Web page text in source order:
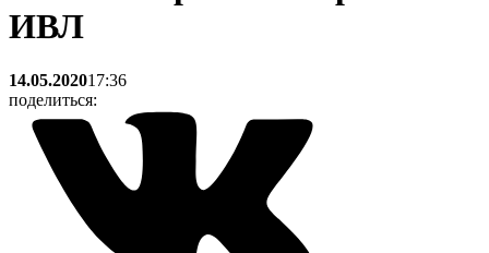
ИВЛ
14.05.202017:36
поделиться: